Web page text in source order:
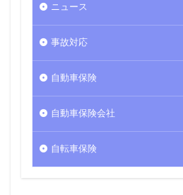
ニュース
事故対応
自動車保険
自動車保険会社
自転車保険